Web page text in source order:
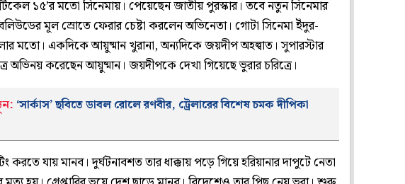
১৫’র মতো সিনেমায়। পেয়েছেন জাতীয় পুরস্কার। তবে নতুন সিনেমার
মূল স্রোতে ফেরার চেষ্টা করলেন অভিনেতা। গোটা সিনেমা ইঁদুর-
মতো। একদিকে আয়ুষ্মান খুরানা, অন্যদিকে জয়দীপ অহল্বাত। সুপারস্টার
অভিনয় করেছেন আয়ুষ্মান। জয়দীপকে দেখা গিয়েছে ভুরার চরিত্রে।
‘সার্কাস’ ছবিতে ডাবল রোলে রণবীর, ট্রেলারের বিশেষ চমক দীপিকা
করতে যায় মানব। দুর্ঘটনাবশত তার ধাক্কায় পড়ে গিয়ে হরিয়ানার দাপুটে নেতা